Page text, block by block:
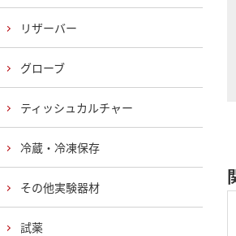
リザーバー
グローブ
ティッシュカルチャー
冷蔵・冷凍保存
その他実験器材
試薬